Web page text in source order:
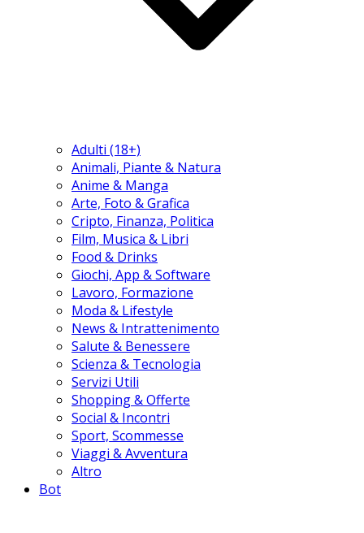
Adulti (18+)
Animali, Piante & Natura
Anime & Manga
Arte, Foto & Grafica
Cripto, Finanza, Politica
Film, Musica & Libri
Food & Drinks
Giochi, App & Software
Lavoro, Formazione
Moda & Lifestyle
News & Intrattenimento
Salute & Benessere
Scienza & Tecnologia
Servizi Utili
Shopping & Offerte
Social & Incontri
Sport, Scommesse
Viaggi & Avventura
Altro
Bot